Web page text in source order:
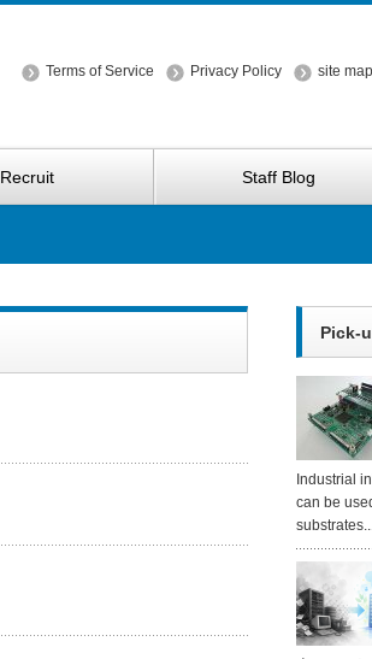
Terms of Service Privacy Policy site map
Recruit Staff Blog
Pick-
Industrial
can be